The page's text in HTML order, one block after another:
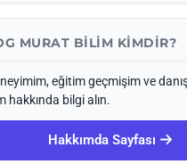
MURAT BILIM KIMDIR?
eğitim geçmişim ve
hakkında bilgi alın.
Hakkımda Sayfası